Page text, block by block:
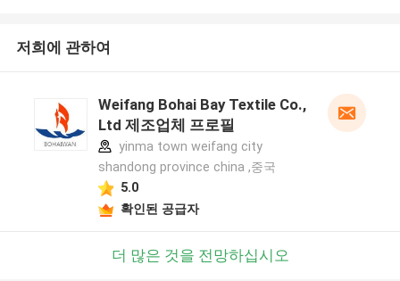
저희에 관하여
Weifang Bohai Bay Textile Co.,
Ltd 제조업체 프로필
yinma town weifang city
shandong province china ,중국
5.0
확인된 공급자
더 많은 것을 전망하십시오